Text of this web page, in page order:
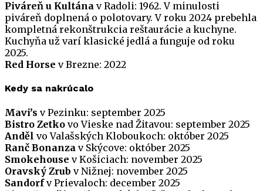
Piváreň u Kultána v Radoli: 1962. V minulosti
piváreň doplnená o polotovary. V roku 2024 prebehla
kompletná rekonštrukcia reštaurácie a kuchyne.
Kuchyňa už varí klasické jedlá a funguje od roku
2025.
Red Horse v Brezne: 2022
Kedy sa nakrúcalo
Mavi’s v Pezinku: september 2025
Bistro Zetko vo Vieske nad Žitavou: september 2025
Anděl vo Valašských Kloboukoch: október 2025
Ranč Bonanza v Skýcove: október 2025
Smokehouse v Košiciach: november 2025
Oravský Zrub v Nižnej: november 2025
Sandorfv Prievaloch: december 2025